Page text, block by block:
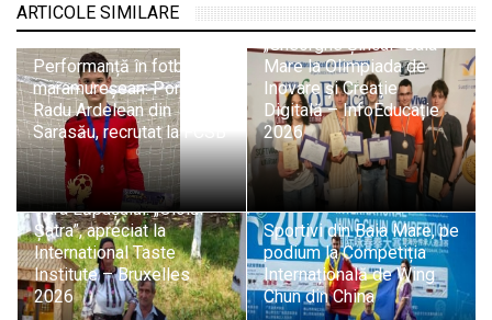
ARTICOLE SIMILARE
Performanță în fotbalul
maramureșean: Portarul
Radu Ardelean din
Sarasău, recrutat la FCSB
elevii Colegiului
„Gheorghe Șincai” Baia
Mare la Olimpiada de
Inovare și Creație
Digitală – InfoEducație
2026
Tradiție și pasiune din
Țara Lăpușului: „Oloiul
Șatra”, apreciat la
International Taste
Institute – Bruxelles
2026
Sportivi din Baia Mare, pe
podium la Competiția
Internațională de Wing
Chun din China